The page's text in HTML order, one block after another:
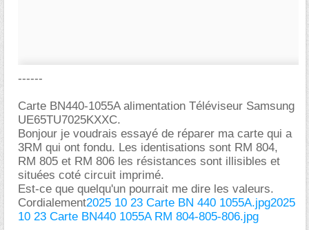
------
Carte BN440-1055A alimentation Téléviseur Samsung
UE65TU7025KXXC.
Bonjour je voudrais essayé de réparer ma carte qui a
3RM qui ont fondu. Les identisations sont RM 804,
RM 805 et RM 806 les résistances sont illisibles et
situées coté circuit imprimé.
Est-ce que quelqu'un pourrait me dire les valeurs.
Cordialement2025 10 23 Carte BN 440 1055A.jpg2025
10 23 Carte BN440 1055A RM 804-805-806.jpg